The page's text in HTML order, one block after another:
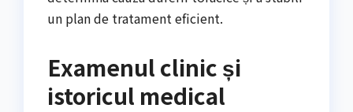
un plan de tratament eficient.
Examenul clinic și
istoricul medical